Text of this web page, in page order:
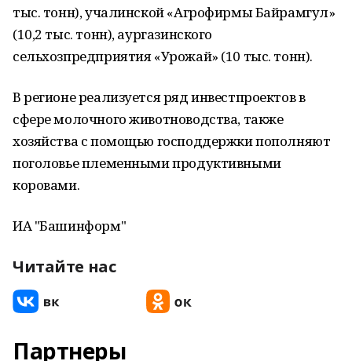
тыс. тонн), учалинской «Агрофирмы Байрамгул»
(10,2 тыс. тонн), аургазинского
сельхозпредприятия «Урожай» (10 тыс. тонн).
В регионе реализуется ряд инвестпроектов в
сфере молочного животноводства, также
хозяйства с помощью господдержки пополняют
поголовье племенными продуктивными
коровами.
ИА "Башинформ"
Читайте нас
Партнеры